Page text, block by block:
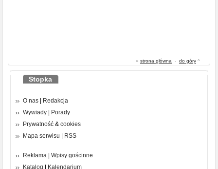
« strona główna - do góry ^
Stopka
O nas
Redakcja
Wywiady
Porady
Prywatność & cookies
Mapa serwisu
RSS
Reklama
Wpisy gościnne
Katalog
Kalendarium